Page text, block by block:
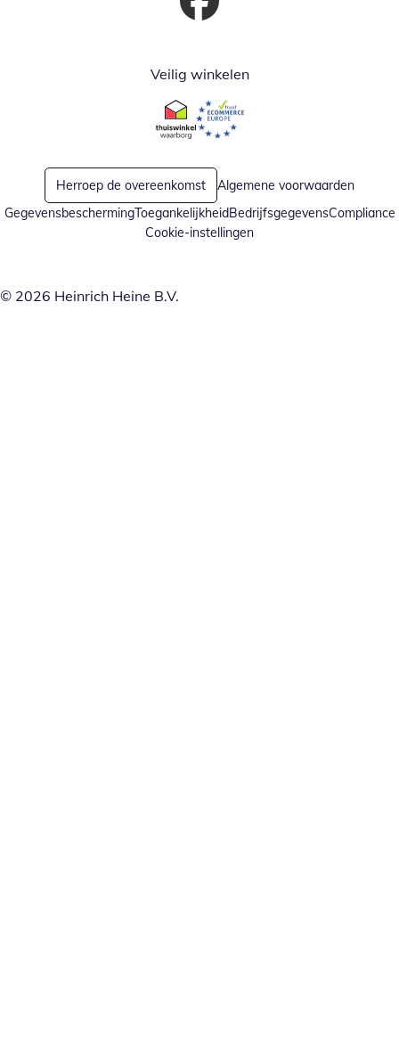
Opent in nieuw venster
Veilig winkelen
Opent in nieuw venster
Opent in nieuw venster
Herroep de overeenkomst
Algemene voorwaarden
GegevensbeschermingToegankelijkheidBedrijfsgegevensCompliance
Cookie-instellingen
© 2026 Heinrich Heine B.V.